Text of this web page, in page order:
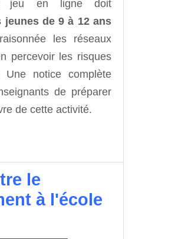
jeu en ligne doit
jeunes de 9 à 12 ans
les réseaux
percevoir les risques
notice complète
de préparer
de cette activité.
le
à l'école